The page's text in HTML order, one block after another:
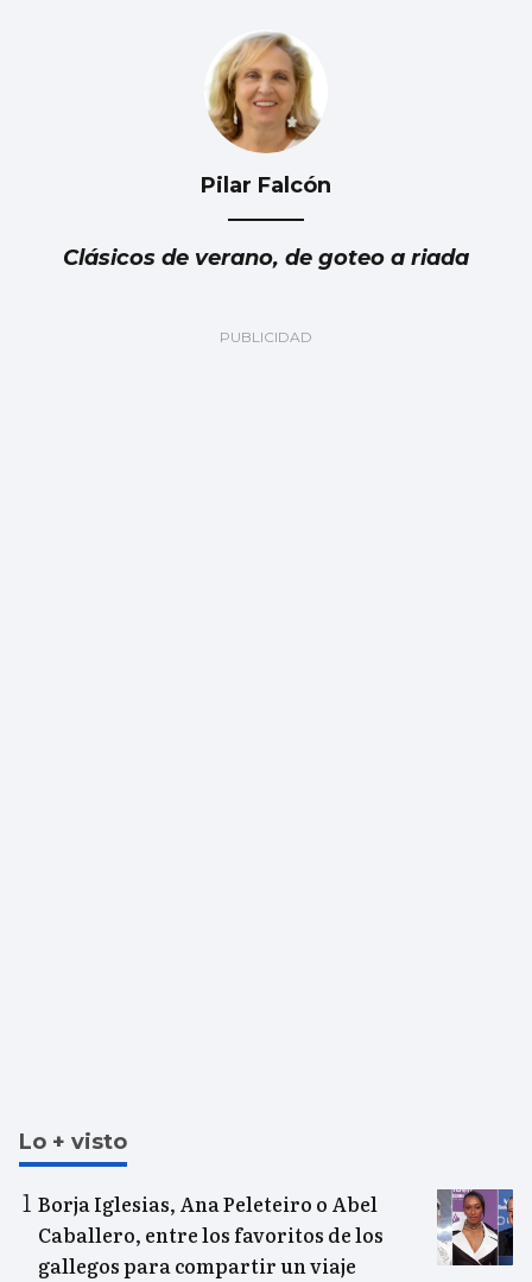
Pilar Falcón
Clásicos de verano, de goteo a riada
Lo + visto
Borja Iglesias, Ana Peleteiro o Abel
Caballero, entre los favoritos de los
gallegos para compartir un viaje